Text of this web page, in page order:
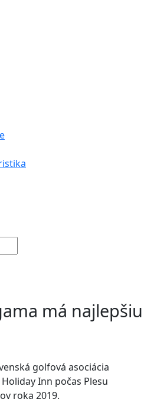
má najlepšiu
golfová asociácia
Inn počas Plesu
roka 2019.